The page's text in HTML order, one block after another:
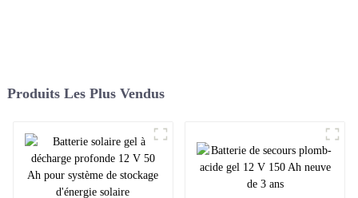
Produits Les Plus Vendus